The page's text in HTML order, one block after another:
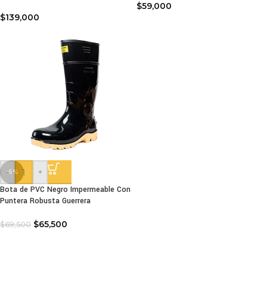
$139,000
$59,000
-6%
-
+
Bota de PVC Negro Impermeable Con
Puntera Robusta Guerrera
$69,500 $65,500